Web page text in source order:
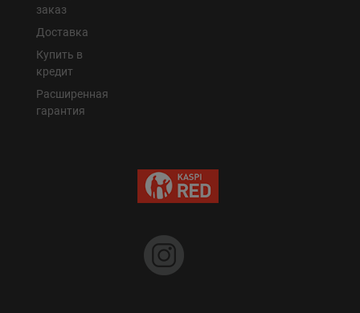
заказ
Доставка
Купить в
кредит
Расширенная
гарантия